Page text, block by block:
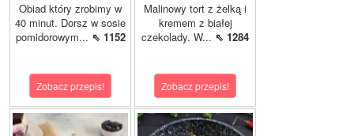
Obiad który zrobimy w
40 minut. Dorsz w sosie
pomidorowym... ⇖ 1152
Zobacz przepis!
Malinowy tort z żelką i
kremem z białej
czekolady. W... ⇖ 1284
Zobacz przepis!